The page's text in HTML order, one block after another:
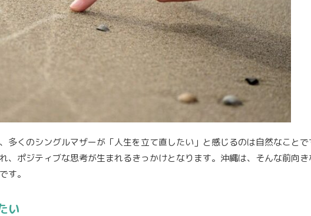
多くのシングルマザーが「人生を立て直したい」と感じるのは自然なことで
、ポジティブな思考が生まれるきっかけとなります。沖縄は、そんな前向き
す。
い